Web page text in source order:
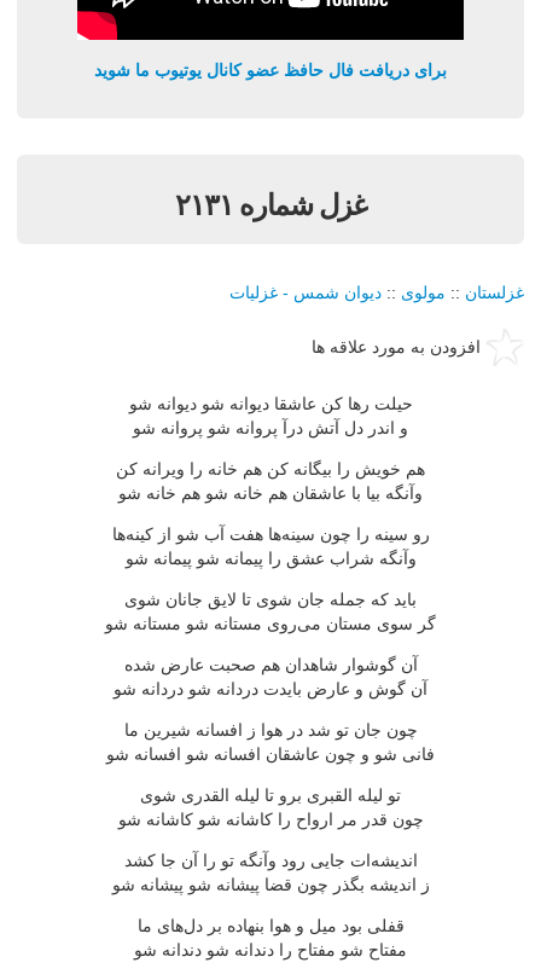
برای دریافت فال حافظ عضو کانال یوتیوب ما شوید
غزل شماره ۲۱۳۱
غزلستان :: مولوی :: دیوان شمس - غزلیات
افزودن به مورد علاقه ها
حیلت رها كن عاشقا دیوانه شو دیوانه شو
و اندر دل آتش درآ پروانه شو پروانه شو
هم خویش را بیگانه كن هم خانه را ویرانه كن
وآنگه بیا با عاشقان هم خانه شو هم خانه شو
رو سینه را چون سینه‌ها هفت آب شو از كینه‌ها
وآنگه شراب عشق را پیمانه شو پیمانه شو
باید كه جمله جان شوی تا لایق جانان شوی
گر سوی مستان می‌روی مستانه شو مستانه شو
آن گوشوار شاهدان هم صحبت عارض شده
آن گوش و عارض بایدت دردانه شو دردانه شو
چون جان تو شد در هوا ز افسانه شیرین ما
فانی شو و چون عاشقان افسانه شو افسانه شو
تو لیله القبری برو تا لیله القدری شوی
چون قدر مر ارواح را كاشانه شو كاشانه شو
اندیشه‌ات جایی رود وآنگه تو را آن جا كشد
ز اندیشه بگذر چون قضا پیشانه شو پیشانه شو
قفلی بود میل و هوا بنهاده بر دل‌های ما
مفتاح شو مفتاح را دندانه شو دندانه شو